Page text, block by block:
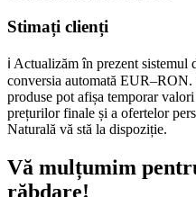
Stimați clienți
ℹ️ Actualizăm în prezent sistemul
conversia automată
produse pot afișa temporar
prețurilor finale și a ofertelor
Naturală vă stă la dispoziție.
Vă mulțumim
răbdare!